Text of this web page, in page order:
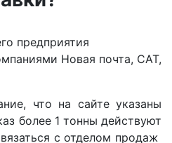
предприятия
Новая почта, САТ,
что на сайте указаны
более 1 тонны действуют
с отделом продаж